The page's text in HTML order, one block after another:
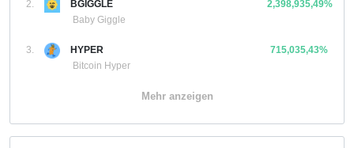
2.
BGIGGLE
Baby Giggle
2,398,935,49%
3.
HYPER
Bitcoin Hyper
715,035,43%
Mehr anzeigen